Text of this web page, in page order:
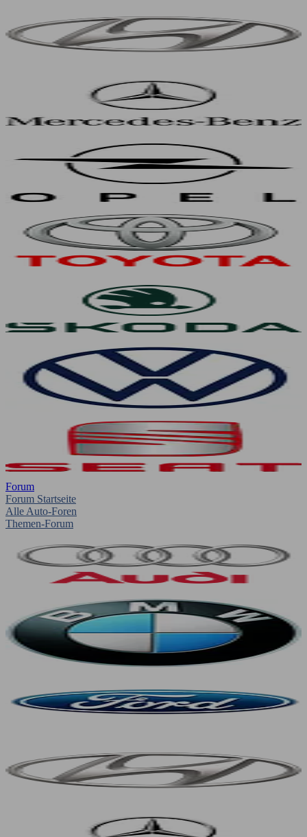
Forum
Forum Startseite
Alle Auto-Foren
Themen-Forum